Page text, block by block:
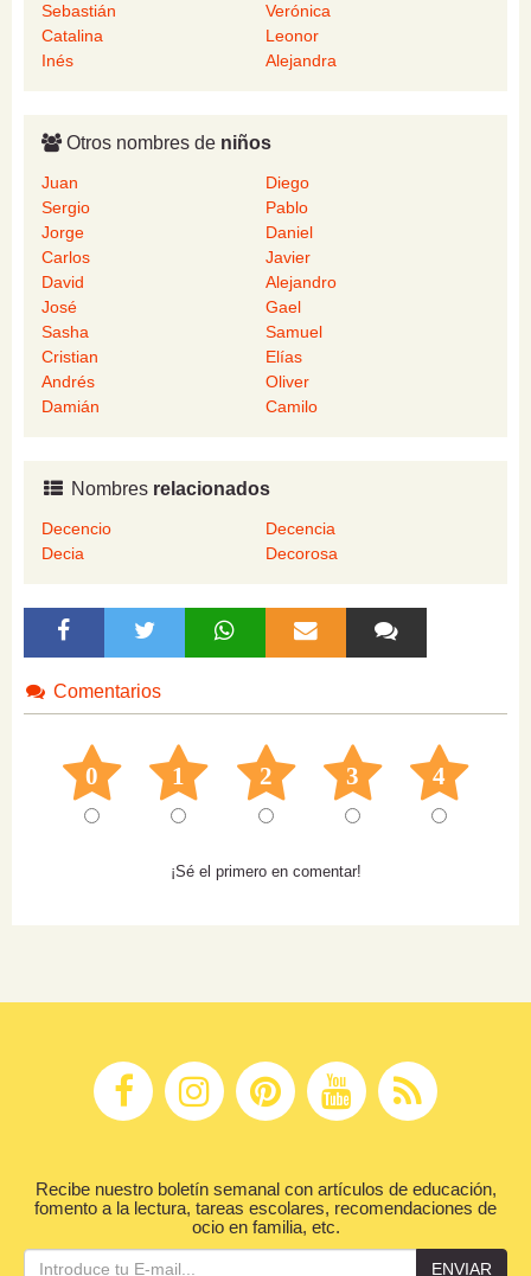
Sebastián
Verónica
Catalina
Leonor
Inés
Alejandra
Otros nombres de niños
Juan
Diego
Sergio
Pablo
Jorge
Daniel
Carlos
Javier
David
Alejandro
José
Gael
Sasha
Samuel
Cristian
Elías
Andrés
Oliver
Damián
Camilo
Nombres relacionados
Decencio
Decencia
Decia
Decorosa
Comentarios
0 1 2 3 4
¡Sé el primero en comentar!
Recibe nuestro boletín semanal con artículos de educación,
fomento a la lectura, tareas escolares, recomendaciones de
ocio en familia, etc.
ENVIAR